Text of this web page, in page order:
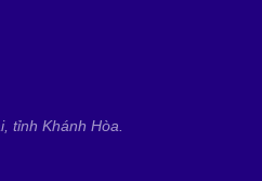
tỉnh Khánh Hòa.